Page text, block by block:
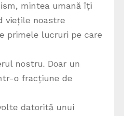
mintea umană îți
viețile noastre
primele lucruri pe care
nostru. Doar un
o fracțiune de
datorită unui